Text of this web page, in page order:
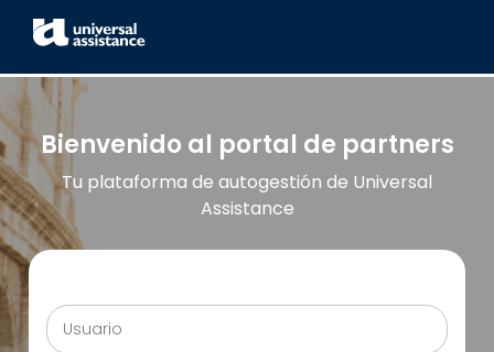
Bienvenido al portal de partners
Tu plataforma de autogestión de Universal
Assistance
Usuario